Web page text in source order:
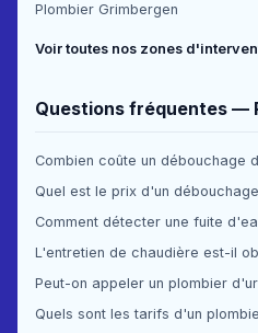
Plombier Grimbergen
Questions fréquentes —
Combien coûte un débouchage
Quel est le prix d'un